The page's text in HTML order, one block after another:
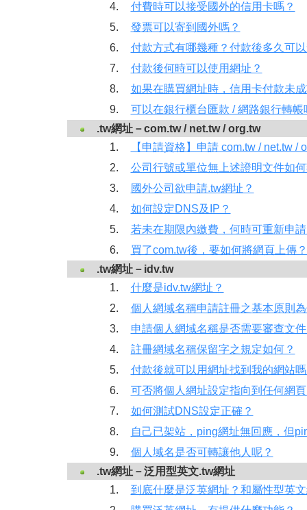
4.
付費時可以接受國外的信用卡嗎？
5.
發票可以寄到國外嗎？
6.
付款方式有哪幾種？付款後多久可
7.
付款後何時可以使用網址？
8.
如果在購買網址時，信用卡付款未
9.
可以在銀行櫃台匯款 / 網路銀行轉帳
.tw網址－com.tw / net.tw / org.tw
1.
【申請資格】申請 com.tw / net.tw /
2.
公司行號或單位無上述證明文件如
3.
國外公司欲申請.tw網址？
4.
如何設定DNS及IP？
5.
若未在期限內繳費，何時可重新申
6.
買了com.tw後，要如何將網頁上傳？
.tw網址－idv.tw
1.
什麼是idv.tw網址？
2.
個人網域名稱申請註冊之基本原則
3.
申請個人網域名稱是否需要審查文
4.
註冊網域名稱保留字之規定如何？
5.
付款後就可以用網址找到我的網站
6.
可否將個人網址設定指向到任何網
7.
如何測試DNS設定正確？
8.
自己已架站，ping網址無回應，但
9.
個人域名是否可轉讓他人呢？
.tw網址－泛用型英文.tw網址
1.
到底什麼是泛英網址？和屬性型英